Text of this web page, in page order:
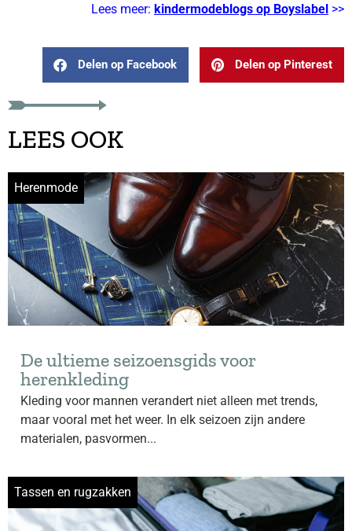
Lees meer: kindermodeblogs op Boyslabel >>
Delen op Facebook Delen op Pinterest
LEES OOK
Herenmode
De ultieme seizoensgids voor
herenkleding
Kleding voor mannen verandert niet alleen met trends,
maar vooral met het weer. In elk seizoen zijn andere
materialen, pasvormen...
Tassen en rugzakken